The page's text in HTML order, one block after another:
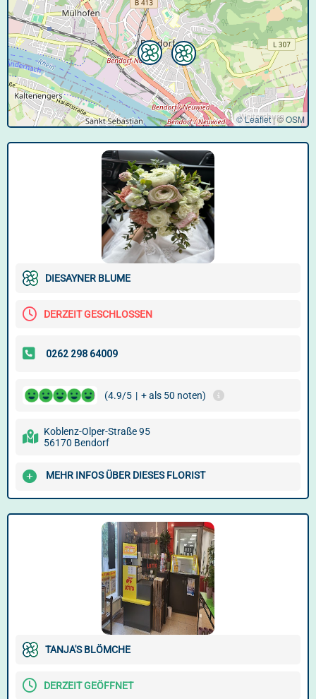
© Leaflet|©OSM
DIESAYNER BLUME
DERZEIT GESCHLOSSEN
(4.9/5 | + als 50 noten)
Koblenz-Olper-Straße 95
56170 Bendorf
MEHR INFOS ÜBER DIESES FLORIST
TANJA'S BLÖMCHE
DERZEIT GEÖFFNET